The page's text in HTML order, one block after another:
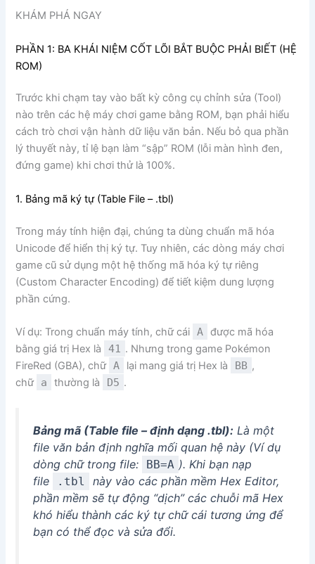
KHÁM PHÁ NGAY
PHẦN 1: BA KHÁI NIỆM CỐT LÕI BẮT BUỘC PHẢI BIẾT (HỆ
ROM)
Trước khi chạm tay vào bất kỳ công cụ chỉnh sửa (Tool)
nào trên các hệ máy chơi game bằng ROM, bạn phải hiểu
cách trò chơi vận hành dữ liệu văn bản. Nếu bỏ qua phần
lý thuyết này, tỉ lệ bạn làm “sập” ROM (lỗi màn hình đen,
đứng game) khi chơi thử là 100%.
1. Bảng mã ký tự (Table File – .tbl)
Trong máy tính hiện đại, chúng ta dùng chuẩn mã hóa
Unicode để hiển thị ký tự. Tuy nhiên, các dòng máy chơi
game cũ sử dụng một hệ thống mã hóa ký tự riêng
(Custom Character Encoding) để tiết kiệm dung lượng
phần cứng.
Ví dụ: Trong chuẩn máy tính, chữ cái A được mã hóa
bằng giá trị Hex là
41 . Nhưng trong game Pokémon
FireRed (GBA), chữ A lại mang giá trị Hex là BB ,
chữ a thường là D5 .
Bảng mã (Table file – định dạng .tbl): Là một
file văn bản định nghĩa mối quan hệ này (Ví dụ
dòng chữ trong file:
BB=A ). Khi bạn nạp
file
.tbl
này vào các phần mềm Hex Editor,
phần mềm sẽ tự động “dịch” các chuỗi mã Hex
khó hiểu thành các ký tự chữ cái tương ứng để
bạn có thể đọc và sửa đổi.